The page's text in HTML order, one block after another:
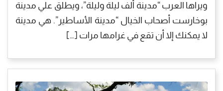
ويراها العرب “مدينة ألف ليلة وليلة”، ويطلق علي مدينة
بوخارست أصحاب الخيال “مدينة الأساطير”. هي مدينة
لا يمكنك إلا أن تقع في غرامها مرات […]